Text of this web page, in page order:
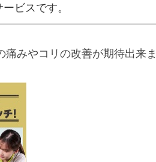
ビスです。
みやコリの改善が期待出来